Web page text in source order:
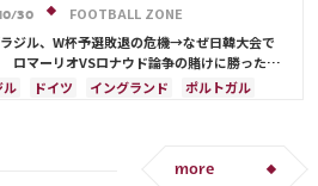
洋30
FOOTBALL ZONE
ジル、W杯予選敗退の危機→なぜ日韓大会で
ロマーリオVSロナウド論争の賭けに勝ったス
采配の妙【コラム】
ル ドイツ イングランド
ポルトガル
more